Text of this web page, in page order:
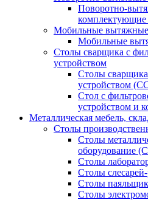
Поворотно-
Мобильные вытяжные
Мобильные
Столы сварщика с
устройством
Столы
устройством
Стол с
устройством и
Металлическая мебель,
Столы
Столы
оборудование
Столы
Столы
Столы
Столы